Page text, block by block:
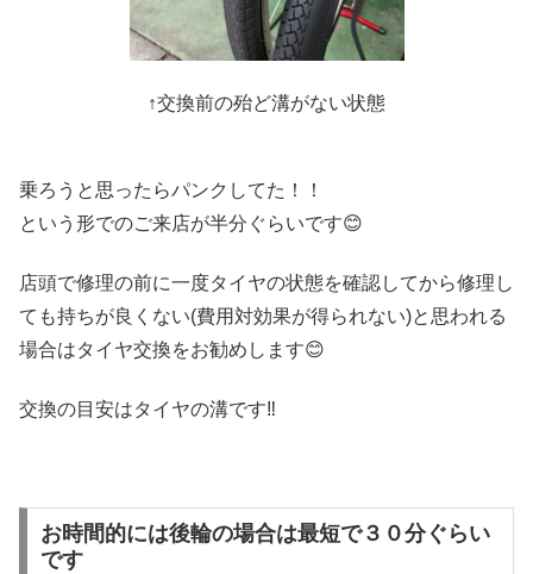
↑交換前の殆ど溝がない状態
乗ろうと思ったらパンクしてた！！
という形でのご来店が半分ぐらいです😊
店頭で修理の前に一度タイヤの状態を確認してから修理し
ても持ちが良くない(費用対効果が得られない)と思われる
場合はタイヤ交換をお勧めします😊
交換の目安はタイヤの溝です‼️
お時間的には後輪の場合は最短で３０分ぐらい
です